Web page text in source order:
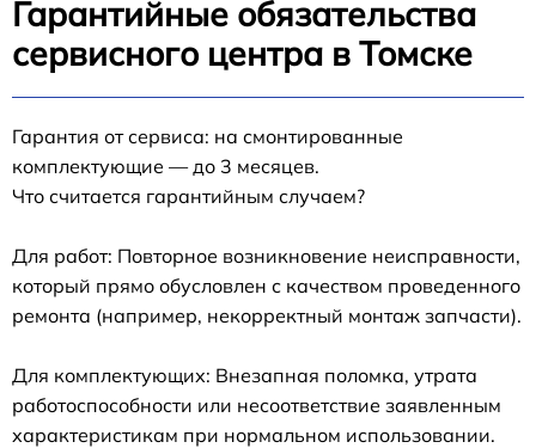
Гарантийные обязательства
сервисного центра в Томске
Гарантия от сервиса: на смонтированные
комплектующие — до 3 месяцев.
Что считается гарантийным случаем?
Для работ: Повторное возникновение неисправности,
который прямо обусловлен с качеством проведенного
ремонта (например, некорректный монтаж запчасти).
Для комплектующих: Внезапная поломка, утрата
работоспособности или несоответствие заявленным
характеристикам при нормальном использовании.